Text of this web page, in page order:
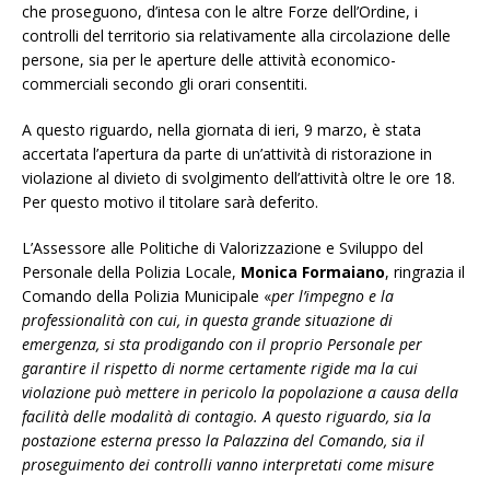
che proseguono, d’intesa con le altre Forze dell’Ordine, i
controlli del territorio sia relativamente alla circolazione delle
persone, sia per le aperture delle attività economico-
commerciali secondo gli orari consentiti.
A questo riguardo, nella giornata di ieri, 9 marzo, è stata
accertata l’apertura da parte di un’attività di ristorazione in
violazione al divieto di svolgimento dell’attività oltre le ore 18.
Per questo motivo il titolare sarà deferito.
L’Assessore alle Politiche di Valorizzazione e Sviluppo del
Personale della Polizia Locale, Monica Formaiano, ringrazia il
Comando della Polizia Municipale «per l’impegno e la
professionalità con cui, in questa grande situazione di
emergenza, si sta prodigando con il proprio Personale per
garantire il rispetto di norme certamente rigide ma la cui
violazione può mettere in pericolo la popolazione a causa della
facilità delle modalità di contagio. A questo riguardo, sia la
postazione esterna presso la Palazzina del Comando, sia il
proseguimento dei controlli vanno interpretati come misure